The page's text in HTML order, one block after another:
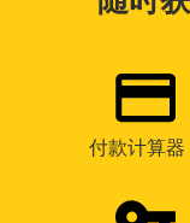
付款计算器